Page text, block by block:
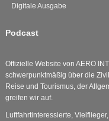
Digitale Ausgabe
Podcast
Offizielle Website von AERO
schwerpunktmäßig über die
Reise und Tourismus, der
greifen wir auf.
Luftfahrtinteressierte,